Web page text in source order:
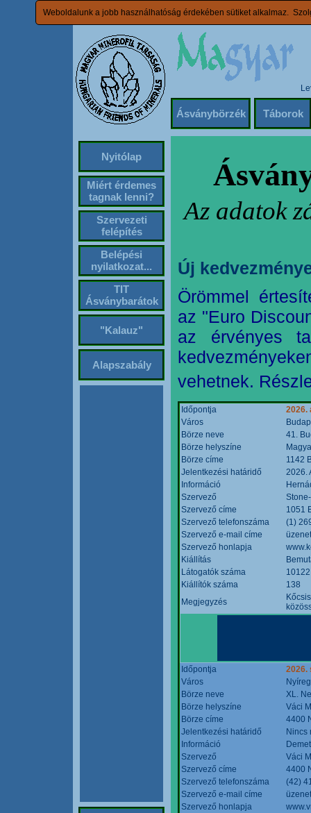
Weboldalunk a jobb használhatóság érdekében sütiket alkalmaz.
Ásványbörzék Táborok
Nyitólap
Miért érdemes
tagnak lenni?
Szervezeti
felépítés
Belépési
nyilatkozat...
TIT
Ásványbarátok
"Kalauz"
Alapszabály
Az adatok
Új
Örömmel
az "Euro
az érvényes
vehetnek.
Időpontja
2026.
Város
Börze neve
41.
Börze helyszíne
Börze címe
1142
Jelentkezési határidő
2026.
Információ
Szervező
Szervező címe
1051
Szervező telefonszáma
(1)
Szervező e-mail címe
Szervező honlapja
Kiállítás
Látogatók száma
10122
Kiállítók száma
138
Megjegyzés
Időpontja
2026.
Város
Börze neve
XL.
Börze helyszíne
Váci
Börze címe
4400
Jelentkezési határidő
Nincs
Információ
Szervező
Váci
Szervező címe
4400
Szervező telefonszáma
(42)
Szervező e-mail címe
Szervező honlapja